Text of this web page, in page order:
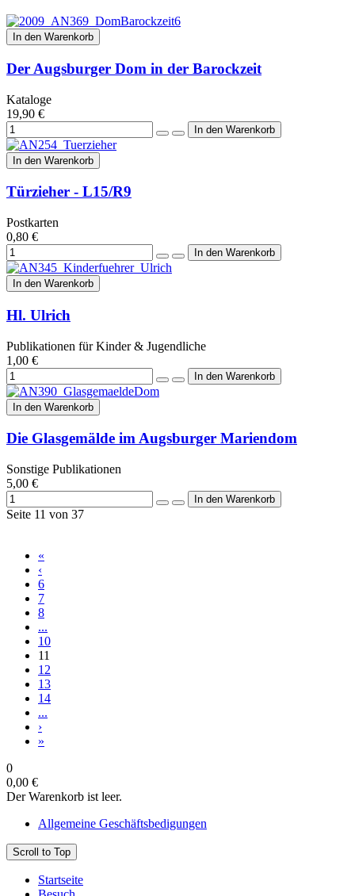
In den Warenkorb
Der Augsburger Dom in der Barockzeit
Kataloge
19,90 €
In den Warenkorb
Türzieher - L15/R9
Postkarten
0,80 €
In den Warenkorb
Hl. Ulrich
Publikationen für Kinder & Jugendliche
1,00 €
In den Warenkorb
Die Glasgemälde im Augsburger Mariendom
Sonstige Publikationen
5,00 €
Seite 11 von 37
«
‹
6
7
8
...
10
11
12
13
14
...
›
»
0
0,00 €
Der Warenkorb ist leer.
Allgemeine Geschäftsbedigungen
Scroll to Top
Startseite